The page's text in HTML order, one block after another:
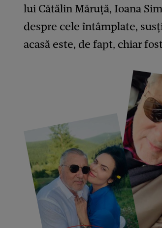
lui Cătălin Măruță, Ioana
despre cele întâmplate,
acasă este, de fapt, chiar